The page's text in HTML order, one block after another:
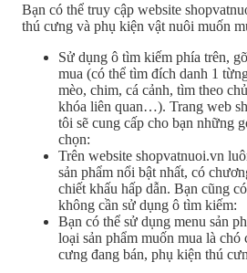
Bạn có thể truy cập website
thú cưng và phụ kiện vật nuôi muốn
Sử dụng ô tìm kiếm phía trên,
mua (có thể tìm đích danh 1
mèo, chim, cá cảnh, tìm theo
khóa liên quan…). Trang web
tôi sẽ cung cấp cho bạn những
chọn:
Trên website shopvatnuoi.vn
sản phẩm nổi bật nhất, có
chiết khấu hấp dẫn. Bạn cũng
không cần sử dụng ô tìm kiếm:
Bạn có thể sử dụng menu sản
loại sản phẩm muốn mua là chó
cưng đang bán, phụ kiện thú